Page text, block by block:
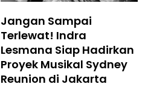
Jangan Sampai
Terlewat! Indra
Lesmana Siap Hadirkan
Proyek Musikal Sydney
Reunion di Jakarta